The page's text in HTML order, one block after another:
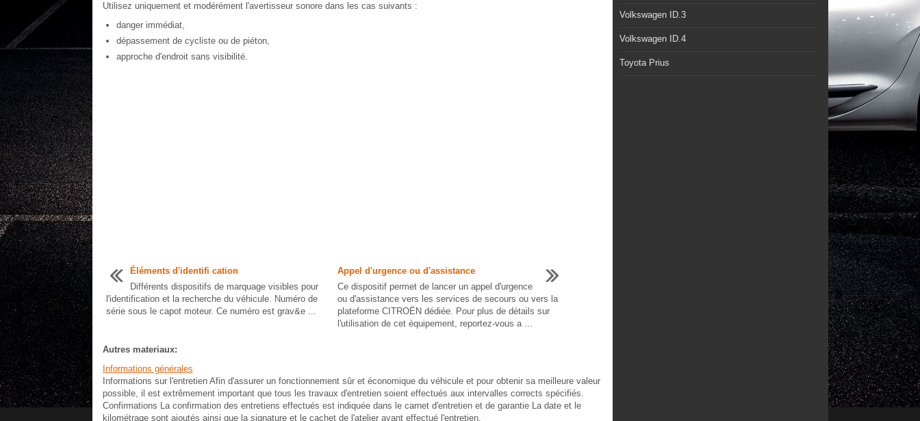
Utilisez uniquement et modérément l'avertisseur sonore dans les cas suivants :
danger immédiat,
dépassement de cycliste ou de piéton,
approche d'endroit sans visibilité.
Éléments d'identifi cation
Différents dispositifs de marquage visibles pour
l'identification et la recherche du véhicule. Numéro de
série sous le capot moteur. Ce numéro est grav&e ...
Appel d'urgence ou d'assistance
Ce dispositif permet de lancer un appel d'urgence
ou d'assistance vers les services de secours ou vers la
plateforme CITROËN dédiée. Pour plus de détails sur
l'utilisation de cet équipement, reportez-vous a ...
Autres materiaux:
Informations générales
Informations sur l'entretien Afin d'assurer un fonctionnement sûr et économique du véhicule et pour obtenir sa meilleure valeur
possible, il est extrêmement important que tous les travaux d'entretien soient effectués aux intervalles corrects spécifiés.
Confirmations La confirmation des entretiens effectués est indiquée dans le carnet d'entretien et de garantie La date et le
kilométrage sont ajoutés ainsi que la signature et le cachet de l'atelier ayant effectué l'entretien.
Volkswagen ID.3
Volkswagen ID.4
Toyota Prius